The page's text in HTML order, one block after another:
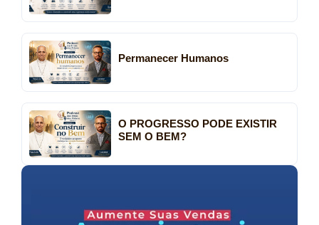
Permanecer Humanos
O PROGRESSO PODE EXISTIR
SEM O BEM?